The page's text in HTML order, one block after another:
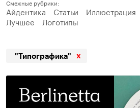
Смежные рубрики:
Айдентика Статьи
Иллюстрация
Лучшее
Логотипы
"Типографика" x